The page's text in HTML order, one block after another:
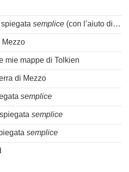
semplice (con l’aiuto di Spok)
Mezzo
mie mappe di Tolkien
di Mezzo
semplice
semplice
semplice